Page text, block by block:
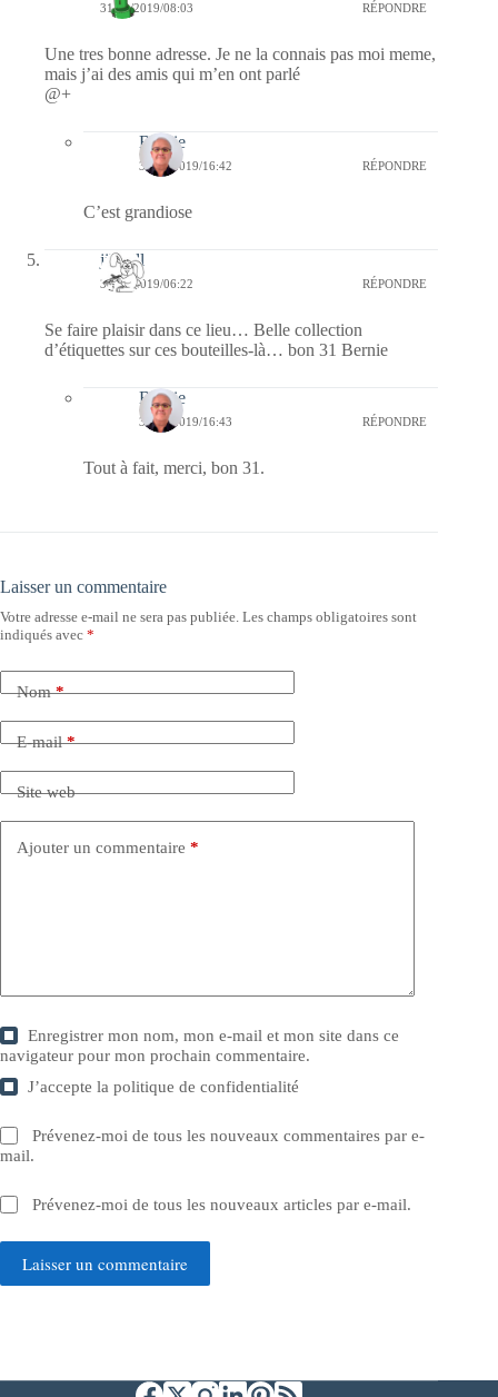
31/12/2019/08:03 RÉPONDRE
Une tres bonne adresse. Je ne la connais pas moi meme,
mais j’ai des amis qui m’en ont parlé
@+
Bernie
31/12/2019/16:42 RÉPONDRE
C’est grandiose
jill bill
31/12/2019/06:22 RÉPONDRE
Se faire plaisir dans ce lieu… Belle collection
d’étiquettes sur ces bouteilles-là… bon 31 Bernie
Bernie
31/12/2019/16:43 RÉPONDRE
Tout à fait, merci, bon 31.
Laisser un commentaire
Votre adresse e-mail ne sera pas publiée. Les champs obligatoires sont
indiqués avec *
Nom*
E-mail*
Site web
Ajouter un commentaire *
Enregistrer mon nom, mon e-mail et mon site dans ce
navigateur pour mon prochain commentaire.
J’accepte lapolitique de confidentialité
Prévenez-moi de tous les nouveaux commentaires par e-
mail.
Prévenez-moi de tous les nouveaux articles par e-mail.
Laisser un commentaire